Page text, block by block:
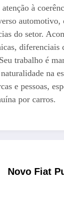
à
do setor.
trabalho é
na
e pessoas,
por carros.
Novo Fiat